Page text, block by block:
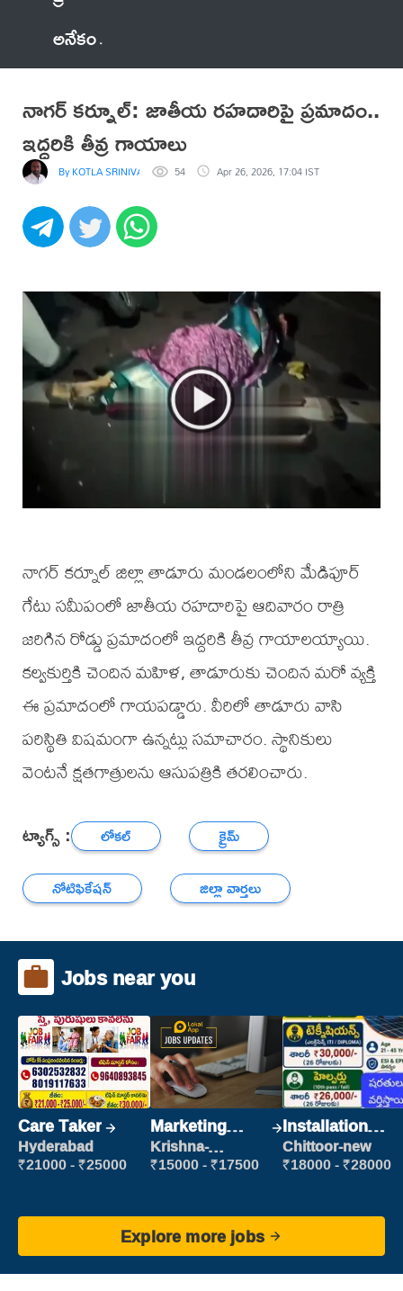
అనేకం
నాగర్ కర్నూల్: జాతీయ రహదారిపై ప్రమాదం..
ఇద్దరికి తీవ్ర గాయాలు
By KOTLA SRINIVASA REDDY
54 Apr 26, 2026, 17:04 IST
నాగర్ కర్నూల్ జిల్లా తాడూరు మండలంలోని మేడిపూర్
గేటు సమీపంలో జాతీయ రహదారిపై ఆదివారం రాత్రి
జరిగిన రోడ్డు ప్రమాదంలో ఇద్దరికి తీవ్ర గాయాలయ్యాయి.
కల్వకుర్తికి చెందిన మహిళ, తాడూరుకు చెందిన మరో వ్యక్తి
ఈ ప్రమాదంలో గాయపడ్డారు. వీరిలో తాడూరు వాసి
పరిస్థితి విషమంగా ఉన్నట్లు సమాచారం. స్థానికులు
వెంటనే క్షతగాత్రులను ఆసుపత్రికి తరలించారు.
ట్యాగ్స్ : లోకల్
క్రైమ్
నోటిఫికేషన్
జిల్లా వార్తలు
Jobs near you
Care Taker
Hyderabad
₹21000 - ₹25000
Marketing
Executive
Krishna-
vijayawada
₹15000 - ₹17500
Installation
Engineer/
Helper
Chittoor-new
₹18000 - ₹28000
Explore more jobs